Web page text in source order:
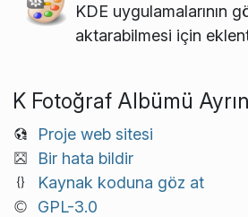
KDE uygulamalarının
aktarabilmesi için
K Fotoğraf Albümü
Proje web sitesi
Bir hata bildir
Kaynak koduna göz at
GPL-3.0